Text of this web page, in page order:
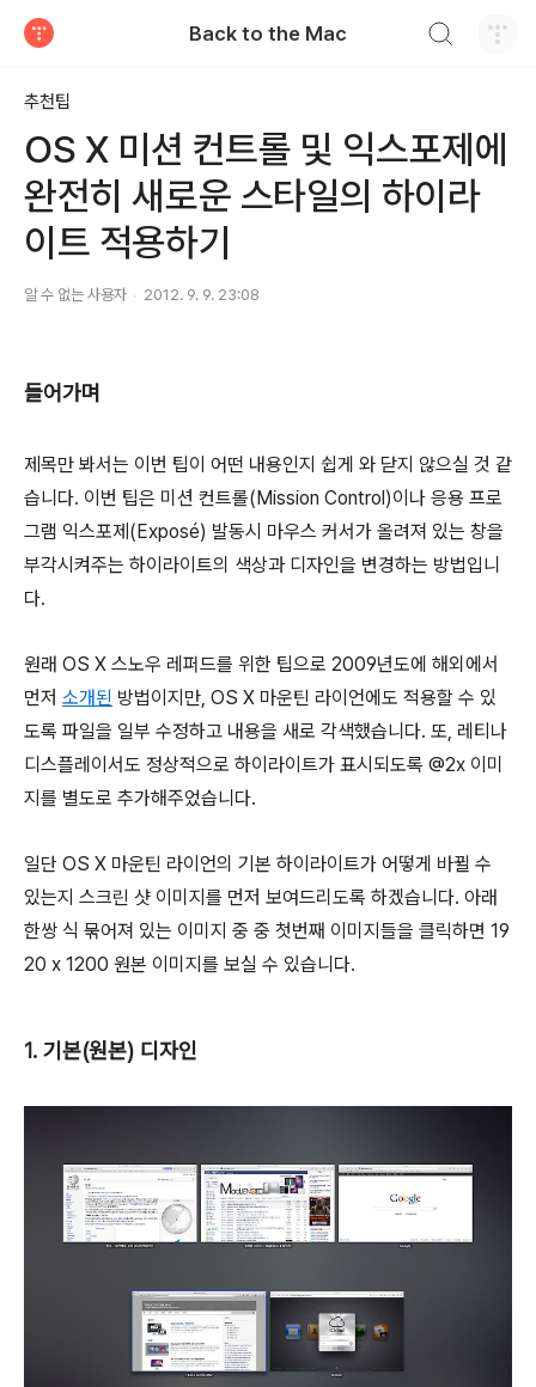
Back to the Mac
추천팁
OS X 미션 컨트롤 및 익스포제에
완전히 새로운 스타일의 하이라
이트 적용하기
알 수 없는 사용자 2012. 9. 9. 23:08
들어가며
제목만 봐서는 이번 팁이 어떤 내용인지 쉽게 와 닫지 않으실 것 같
습니다. 이번 팁은 미션 컨트롤(Mission Control)이나 응용 프로
그램 익스포제(Exposé) 발동시 마우스 커서가 올려져 있는 창을
부각시켜주는 하이라이트의 색상과 디자인을 변경하는 방법입니
다.
원래 OS X 스노우 레퍼드를 위한 팁으로 2009년도에 해외에서
먼저 소개된 방법이지만, OS X 마운틴 라이언에도 적용할 수 있
도록 파일을 일부 수정하고 내용을 새로 각색했습니다. 또, 레티나
디스플레이서도 정상적으로 하이라이트가 표시되도록 @2x 이미
지를 별도로 추가해주었습니다.
일단 OS X 마운틴 라이언의 기본 하이라이트가 어떻게 바뀔 수
있는지 스크린 샷 이미지를 먼저 보여드리도록 하겠습니다. 아래
한쌍 식 묶어져 있는 이미지 중 중 첫번째 이미지들을 클릭하면 19
20 x 1200 원본 이미지를 보실 수 있습니다.
1. 기본(원본) 디자인